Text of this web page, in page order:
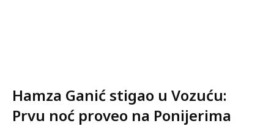
Hamza Ganić stigao u Vozuću:
Prvu noć proveo na Ponijerima